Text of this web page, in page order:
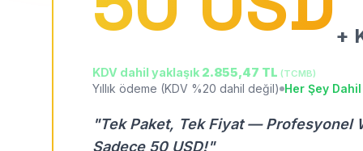
+
KDV dahil yaklaşık 2.855,47 TL (TCMB)
Yıllık ödeme (KDV %20 dahil değil) Her Şey Dahil
"Tek Paket, Tek Fiyat — Profesyonel
Sadece 50 USD!"